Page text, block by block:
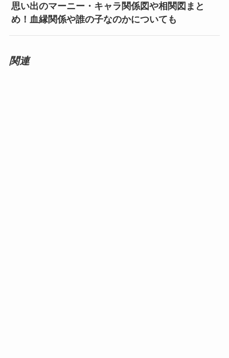
思い出のマーニー・キャラ関係図や相関図まと
め！血縁関係や誰の子なのかについても
関連